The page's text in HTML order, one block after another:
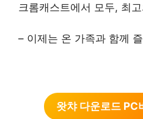
크롬캐스트에서 모두, 최
– 이제는 온 가족과 함께
왓챠 다운로드 PC